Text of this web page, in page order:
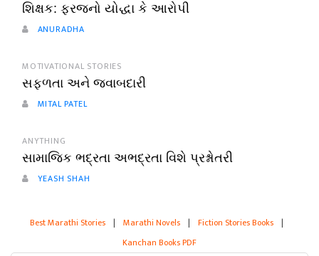
શિક્ષક: ફરજનો યોદ્ધા કે આરોપી
ANURADHA
MOTIVATIONAL STORIES
સફળતા અને જવાબદારી
MITAL PATEL
ANYTHING
સામાજિક ભદ્રતા અભદ્રતા વિશે પ્રશ્નોતરી
YEASH SHAH
Best Marathi Stories | Marathi Novels | Fiction Stories Books |
Kanchan Books PDF